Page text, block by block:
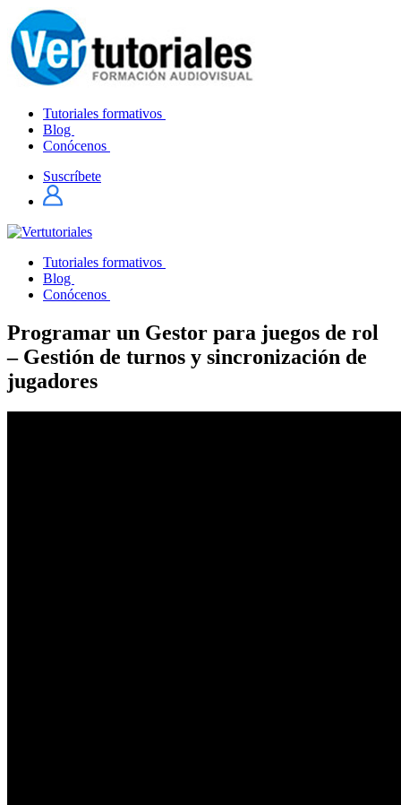
Tutoriales formativos
Blog
Conócenos
Suscríbete
Tutoriales formativos
Blog
Conócenos
Programar un Gestor para juegos de rol
– Gestión de turnos y sincronización de
jugadores